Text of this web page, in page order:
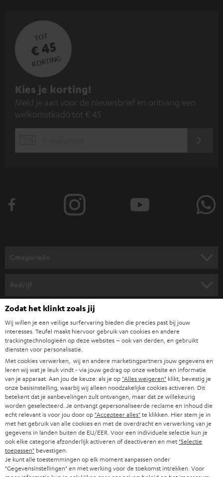
TOT
€ 45
KORTING
A
a
n
n
i
e
u
w
s
b
r
i
e
f
Kies je korting!
Meld je aan voor de nieuwsbrief en ontvang een
welkomstkado tot € 45
SOUNDBARS
HIFI-SPEAKERS
SMART HOME
BLUETOOTH
KOPTELEFOONS
BLUETOOTH KOPTELEFOONS
COMPLETE SETS
SUPPORT
CARRIÈRE
PERS & MARKETING
B2B
PARTNERPROGRAMMA
BLOG
NEWSLETTER
STORES
Teufel online shops
DUITSLAND
OOSTENRIJK
ZWITSERLAND
NEDERLAND
BELGIË
FRANKRIJK
Zodat het klinkt zoals jij
Wij willen je een veilige surfervaring bieden die precies past bij jouw
interesses. Teufel maakt hiervoor gebruik van cookies en andere
trackingtechnologieën op deze websites – ook van derden, en gebruikt
diensten voor personalisatie.
Met cookies verwerken, wij en andere marketingpartners jouw gegevens en
leren wij wat je leuk vindt - via jouw gedrag op onze website en informatie
van je apparaat. Aan jou de keuze: als je op "Alles weigeren" klikt, bevestig je
onze basisinstelling, waarbij wij alleen noodzakelijke cookies activeren. Dit
betekent dat je aanbevelingen zult ontvangen, maar dat ze willekeurig
worden geselecteerd. Je ontvangt gepersonaliseerde reclame en inhoud die
echt relevant is voor jou door op "Accepteer alles"te klikken. Hier stem je in
met het gebruik van alle cookies en met de overdracht en verwerking van je
gegevens in landen buiten de EU/EER. Voor een individuele selectie kun je
ook elke categorie afzonderlijk activeren of deactiveren en met "Selectie
toepassen" bevestigen.
Je kunt alle toestemmingen op elk moment aanpassen onder
"Gegevensinstellingen" en met werking voor de toekomst intrekken. Voor